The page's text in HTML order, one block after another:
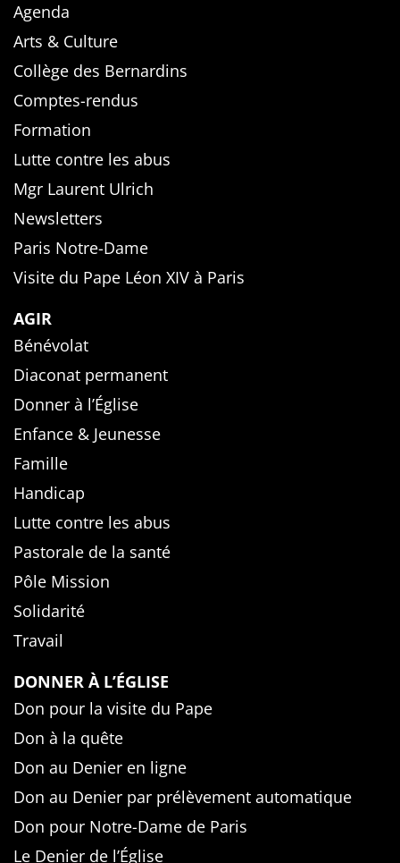
Agenda
Arts & Culture
Collège des Bernardins
Comptes-rendus
Formation
Lutte contre les abus
Mgr Laurent Ulrich
Newsletters
Paris Notre-Dame
Visite du Pape Léon XIV à Paris
AGIR
Bénévolat
Diaconat permanent
Donner à l’Église
Enfance & Jeunesse
Famille
Handicap
Lutte contre les abus
Pastorale de la santé
Pôle Mission
Solidarité
Travail
DONNER À L’ÉGLISE
Don pour la visite du Pape
Don à la quête
Don au Denier en ligne
Don au Denier par prélèvement automatique
Don pour Notre-Dame de Paris
Le Denier de l’Église